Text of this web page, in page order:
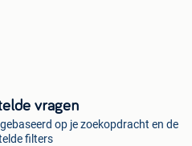
vragen
op je zoekopdracht en de
filters